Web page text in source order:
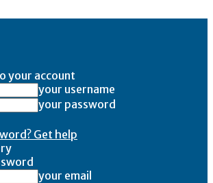
your account
your username
your password
Get help
your email